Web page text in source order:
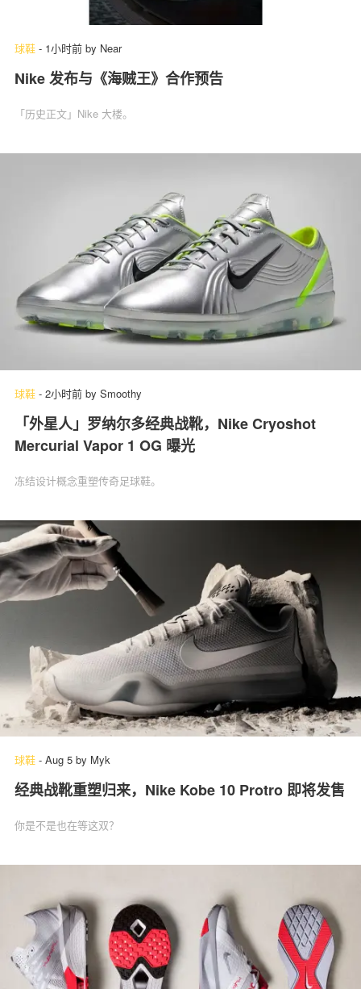
球鞋 - 1小时前 by Near
Nike 发布与《海贼王》合作预告
「历史正文」Nike 大楼。
球鞋 - 2小时前 by Smoothy
「外星人」罗纳尔多经典战靴，Nike Cryoshot
Mercurial Vapor 1 OG 曝光
冻结设计概念重塑传奇足球鞋。
球鞋 - Aug 5 by Myk
经典战靴重塑归来，Nike Kobe 10 Protro 即将发售
你是不是也在等这双？